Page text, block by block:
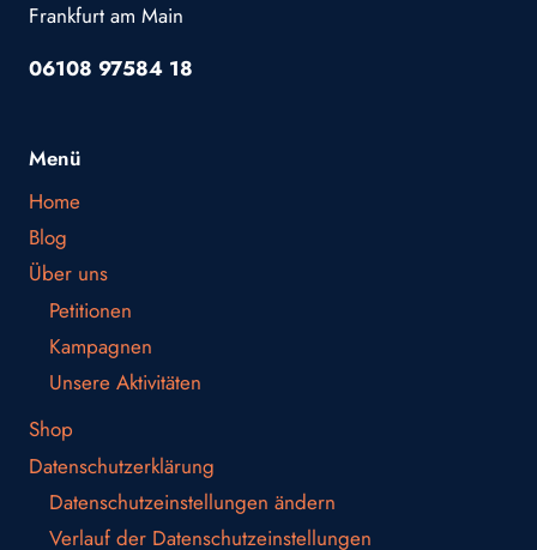
Frankfurt am Main
06108 97584 18
Menü
Home
Blog
Über uns
Petitionen
Kampagnen
Unsere Aktivitäten
Shop
Datenschutzerklärung
Datenschutzeinstellungen ändern
Verlauf der Datenschutzeinstellungen